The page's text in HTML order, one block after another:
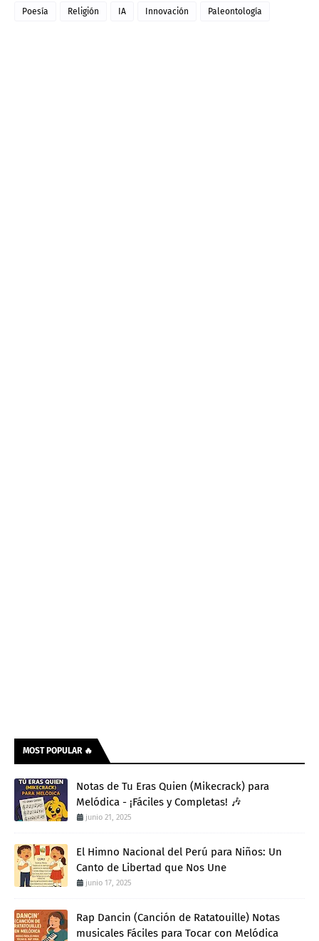
Poesía Religión IA Innovación Paleontología
MOST POPULAR 🔥
Notas de Tu Eras Quien (Mikecrack) para
Melódica - ¡Fáciles y Completas! 🎶
junio 21, 2025
El Himno Nacional del Perú para Niños: Un
Canto de Libertad que Nos Une
junio 17, 2025
Rap Dancin (Canción de Ratatouille) Notas
musicales Fáciles para Tocar con Melódica